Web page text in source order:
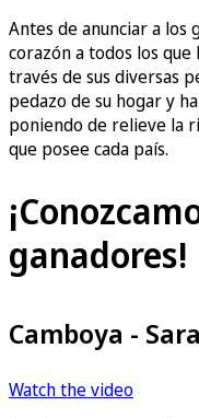
Antes de anunciar a los
corazón a todos los
través de sus diversas
pedazo de su hogar y
poniendo de relieve la
que posee cada país.
ganadores!
Camboya -
Watch the video